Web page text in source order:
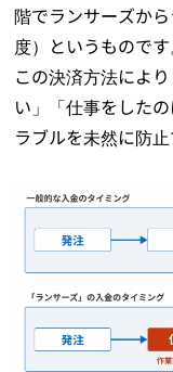
階でランサーズか
度）というものです
この決済方法によ
い」「仕事をした
ラブルを未然に防止